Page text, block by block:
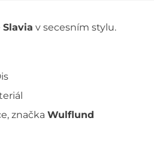
Slavia v secesním stylu.
značka Wulflund